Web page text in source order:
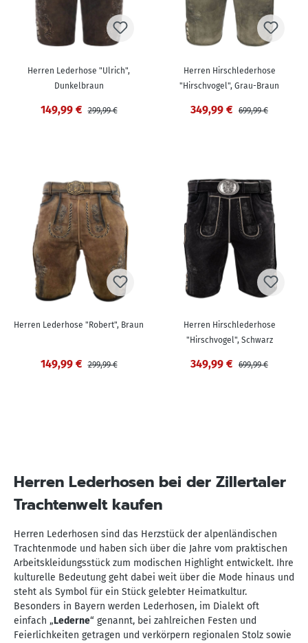
Herren Lederhose "Ulrich",
Dunkelbraun
149,99 € 299,99 €
Herren Hirschlederhose
"Hirschvogel", Grau-Braun
349,99 € 699,99 €
Herren Lederhose "Robert", Braun
149,99 € 299,99 €
Herren Hirschlederhose
"Hirschvogel", Schwarz
349,99 € 699,99 €
Herren Lederhosen bei der Zillertaler
Trachtenwelt kaufen
Herren Lederhosen sind das Herzstück der alpenländischen
Trachtenmode und haben sich über die Jahre vom praktischen
Arbeitskleidungsstück zum modischen Highlight entwickelt. Ihre
kulturelle Bedeutung geht dabei weit über die Mode hinaus und
steht als Symbol für ein Stück gelebter Heimatkultur.
Besonders in Bayern werden Lederhosen, im Dialekt oft
einfach „Lederne“ genannt, bei zahlreichen Festen und
Feierlichkeiten getragen und verkörpern regionalen Stolz sowie